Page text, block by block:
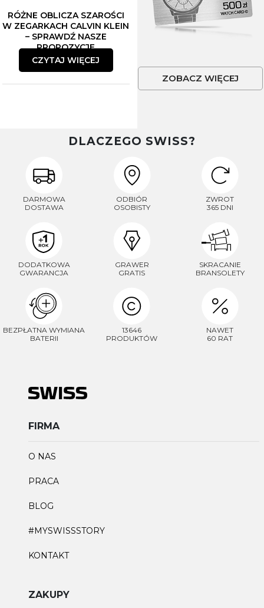
RÓŻNE OBLICZA SZAROŚCI
W ZEGARKACH CALVIN KLEIN
– SPRAWDŹ NASZE
PROPOZYCJE
CZYTAJ WIĘCEJ
ZOBACZ WIĘCEJ
DLACZEGO SWISS?
DARMOWA
DOSTAWA
ODBIÓR
OSOBISTY
ZWROT
365 DNI
DODATKOWA
GWARANCJA
GRAWER
GRATIS
SKRACANIE
BRANSOLETY
BEZPŁATNA WYMIANA
BATERII
13646
PRODUKTÓW
NAWET
60 RAT
FIRMA
O NAS
PRACA
BLOG
#MYSWISSSTORY
KONTAKT
ZAKUPY